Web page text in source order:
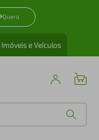
Quero
Imóveis e Veículos